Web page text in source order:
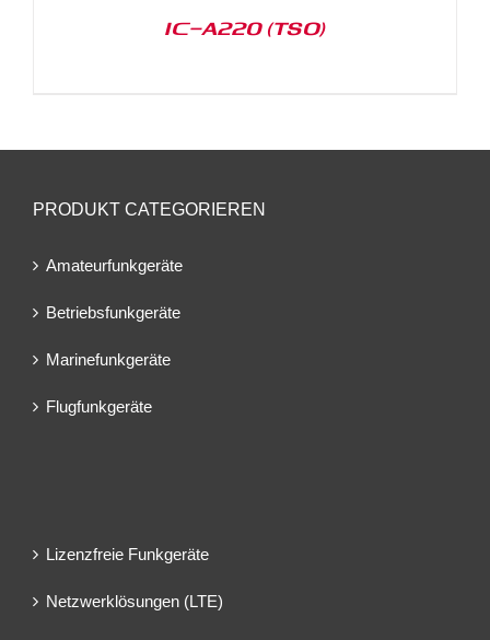
IC-A220 (TSO)
PRODUKT CATEGORIEREN
Amateurfunkgeräte
Betriebsfunkgeräte
Marinefunkgeräte
Flugfunkgeräte
Lizenzfreie Funkgeräte
Netzwerklösungen (LTE)